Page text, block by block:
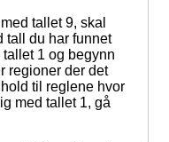
tallet 9, skal
tall du har funnet
1 og begynn
regioner der det
til reglene hvor
med tallet 1, gå